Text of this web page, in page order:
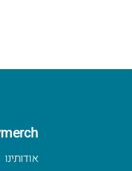
אודותינו